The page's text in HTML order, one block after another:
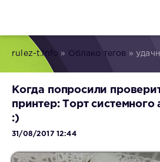
rulez-t.info » Облако тегов »
Когда попросили
принтер: Торт системного
:)
31/08/2017 12:44